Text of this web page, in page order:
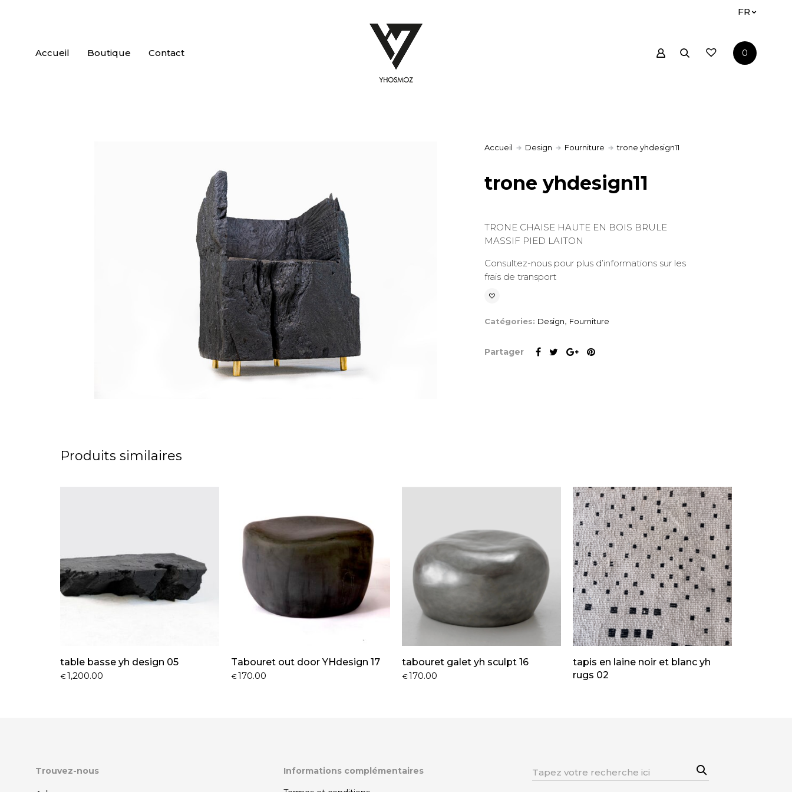
0
Accueil Boutique Contact
FR
Accueil Design Fourniture trone yhdesign11
trone yhdesign11
TRONE CHAISE HAUTE EN BOIS BRULE
MASSIF PIED LAITON
Consultez-nous pour plus d’informations sur les
frais de transport
Catégories: Design, Fourniture
Partager
Produits similaires
table basse yh design 05
€1,200.00
Tabouret out door YHdesign 17
€170.00
tabouret galet yh sculpt 16
€170.00
tapis en laine noir et blanc yh
rugs 02
Trouvez-nous Informations complémentaires Rechercher:
Sea
rch